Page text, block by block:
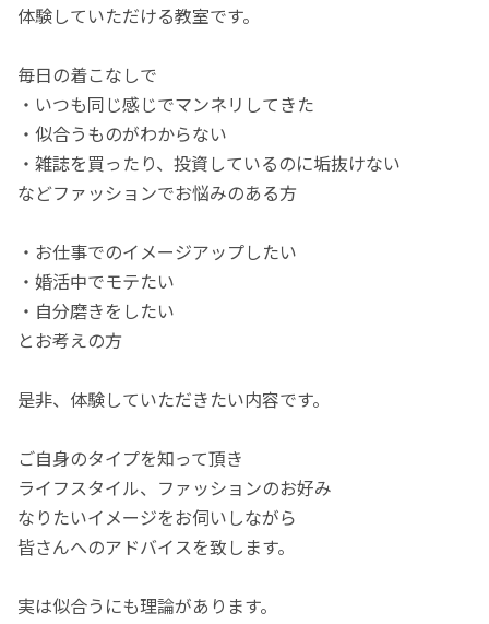
体験していただける教室です。
毎日の着こなしで
・いつも同じ感じでマンネリしてきた
・似合うものがわからない
・雑誌を買ったり、投資しているのに垢抜けない
などファッションでお悩みのある方
・お仕事でのイメージアップしたい
・婚活中でモテたい
・自分磨きをしたい
とお考えの方
是非、体験していただきたい内容です。
ご自身のタイプを知って頂き
ライフスタイル、ファッションのお好み
なりたいイメージをお伺いしながら
皆さんへのアドバイスを致します。
実は似合うにも理論があります。